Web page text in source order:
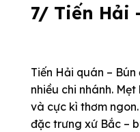
7/ Tiến Hải
Tiến Hải quán –
nhiều chi nhánh.
và cực kì thơm
đặc trưng xứ Bắc –